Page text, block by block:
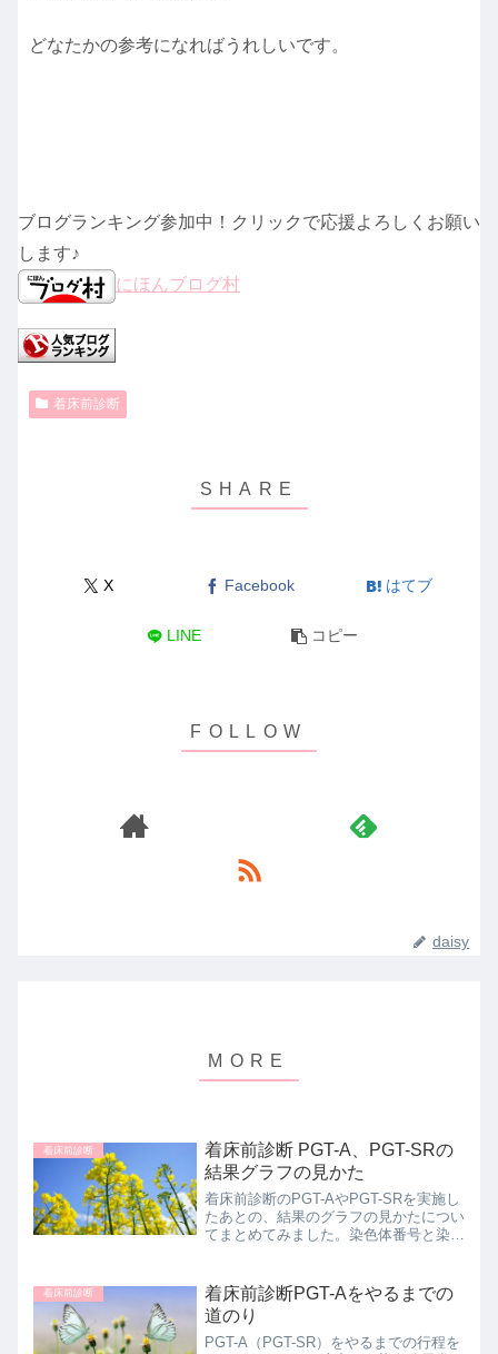
どなたかの参考になればうれしいです。
ブログランキング参加中！クリックで応援よろしくお願い
します♪
にほんブログ村
着床前診断
X Facebook はてブ
LINE コピー
daisy
着床前診断
着床前診断 PGT-A、PGT-SRの
結果グラフの見かた
着床前診断のPGT-AやPGT-SRを実施し
たあとの、結果のグラフの見かたについ
てまとめてみました。染色体番号と染色
っています。
着床前診断
着床前診断PGT-Aをやるまでの
道のり
PGT-A（PGT-SR）をやるまでの行程を